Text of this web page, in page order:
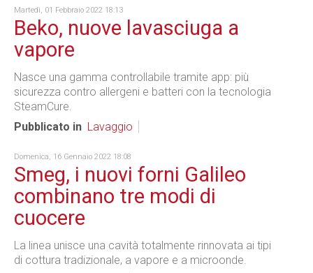
Martedì, 01 Febbraio 2022 18:13
Beko, nuove lavasciuga a
vapore
Nasce una gamma controllabile tramite app: più
sicurezza contro allergeni e batteri con la tecnologia
SteamCure.
Pubblicato in Lavaggio
Domenica, 16 Gennaio 2022 18:08
Smeg, i nuovi forni Galileo
combinano tre modi di
cuocere
La linea unisce una cavità totalmente rinnovata ai tipi
di cottura tradizionale, a vapore e a microonde.